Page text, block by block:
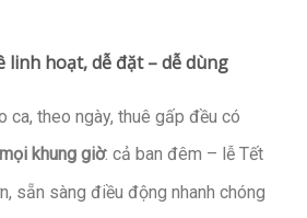
linh hoạt, dễ đặt – dễ dùng
ca, theo ngày, thuê gấp đều có
mọi khung giờ: cả ban đêm – lễ Tết
sẵn sàng điều động nhanh chóng